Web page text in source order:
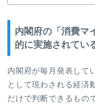
内閣府の「消費マ
的に実施されてい
内閣府が毎月発表して
として現わされる経済
だけで判断できるもの